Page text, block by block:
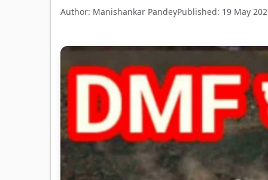
Author: Manishankar PandeyPublished: 19 May